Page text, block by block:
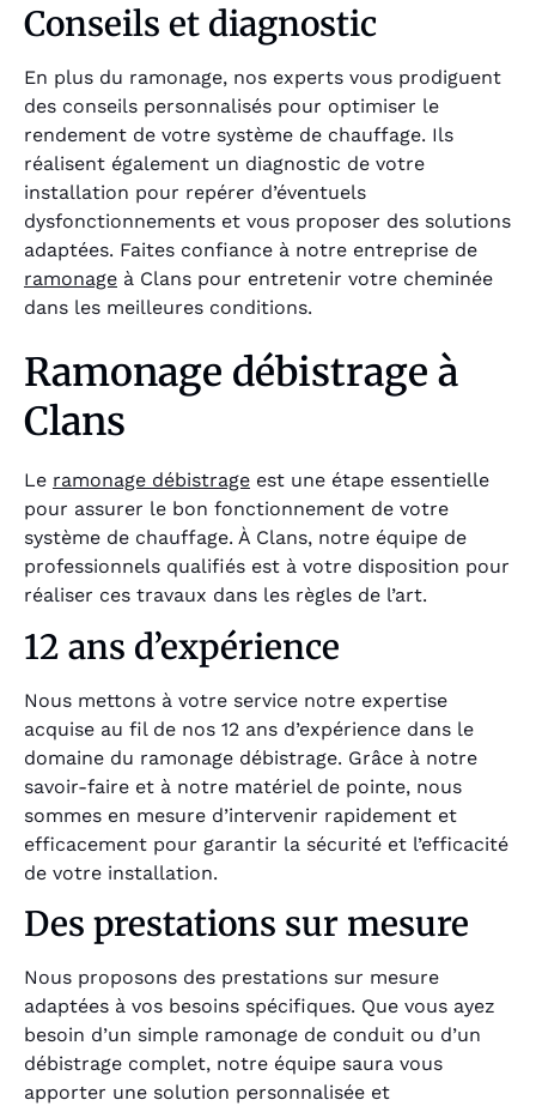
Conseils et diagnostic
En plus du ramonage, nos experts vous prodiguent
des conseils personnalisés pour optimiser le
rendement de votre système de chauffage. Ils
réalisent également un diagnostic de votre
installation pour repérer d’éventuels
dysfonctionnements et vous proposer des solutions
adaptées. Faites confiance à notre entreprise de
ramonage à Clans pour entretenir votre cheminée
dans les meilleures conditions.
Ramonage débistrage à
Clans
Le ramonage débistrage est une étape essentielle
pour assurer le bon fonctionnement de votre
système de chauffage. À Clans, notre équipe de
professionnels qualifiés est à votre disposition pour
réaliser ces travaux dans les règles de l’art.
12 ans d’expérience
Nous mettons à votre service notre expertise
acquise au fil de nos 12 ans d’expérience dans le
domaine du ramonage débistrage. Grâce à notre
savoir-faire et à notre matériel de pointe, nous
sommes en mesure d’intervenir rapidement et
efficacement pour garantir la sécurité et l’efficacité
de votre installation.
Des prestations sur mesure
Nous proposons des prestations sur mesure
adaptées à vos besoins spécifiques. Que vous ayez
besoin d’un simple ramonage de conduit ou d’un
débistrage complet, notre équipe saura vous
apporter une solution personnalisée et